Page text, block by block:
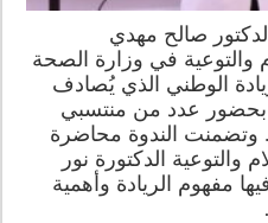
صالح مهدي
والتوعية في وزارة الصحة
الوطني الذي يُصادف
بحضور عدد من منتسبي
وتضمنت الندوة محاضرة
والتوعية الدكتورة نور
مفهوم الريادة وأهمية